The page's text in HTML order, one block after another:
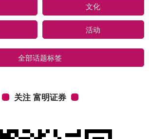
文化
活动
全部话题标签
关注 富明证券